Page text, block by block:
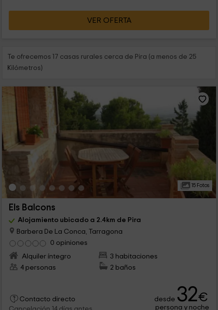
VER OFERTA
Te ofrecemos 17 casas rurales cerca de Pira (a menos de 25
Kilómetros)
15 Fotos
Els Balcons
Alojamiento ubicado a 2.4km de Pira
Barbera De La Conca, Tarragona
0 opiniones
Alquiler íntegro
3 habitaciones
4 personas
2 baños
Contacto directo
desde 32€
persona y noche